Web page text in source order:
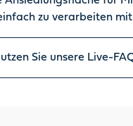
zu verarbeiten
Sie unsere Live-